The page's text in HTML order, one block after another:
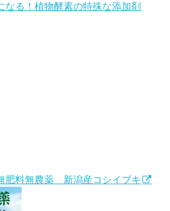
なる！植物酵素の特殊な添加剤
料無農薬 新潟産コシイブキ